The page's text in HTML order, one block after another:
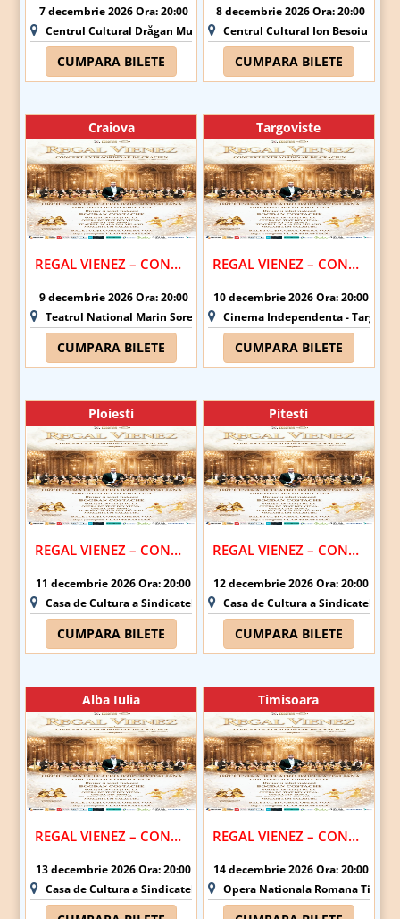
7 decembrie 2026 Ora: 20:00
Centrul Cultural Drăgan Muntean - Deva
CUMPARA BILETE
8 decembrie 2026 Ora: 20:00
Centrul Cultural Ion Besoiu
CUMPARA BILETE
Craiova
REGAL VIENEZ – CONCERT EXTRAORDINAR DE CRACIUN | CRAIOVA
9 decembrie 2026 Ora: 20:00
Teatrul National Marin Sorescu - Craiova
CUMPARA BILETE
Targoviste
REGAL VIENEZ – CONCERT EXTRAORDINAR DE CRACIUN | TARGOVISTE
10 decembrie 2026 Ora: 20:00
Cinema Independenta -
CUMPARA BILETE
Ploiesti
REGAL VIENEZ – CONCERT EXTRAORDINAR DE CRACIUN | PLOIESTI
11 decembrie 2026 Ora: 20:00
Casa de Cultura a Sindicatelor - Ploiesti
CUMPARA BILETE
Pitesti
REGAL VIENEZ – CONCERT EXTRAORDINAR DE CRACIUN | PITESTI
12 decembrie 2026 Ora: 20:00
Casa de Cultura a Sindicatelor -
CUMPARA BILETE
Alba Iulia
REGAL VIENEZ – CONCERT EXTRAORDINAR DE CRACIUN | ALBA IULIA
13 decembrie 2026 Ora: 20:00
Casa de Cultura a Sindicatelor Alba Iulia - Alba Iulia
Timisoara
REGAL VIENEZ – CONCERT EXTRAORDINAR DE CRACIUN | TIMISOARA
14 decembrie 2026 Ora: 20:00
Opera Nationala Romana